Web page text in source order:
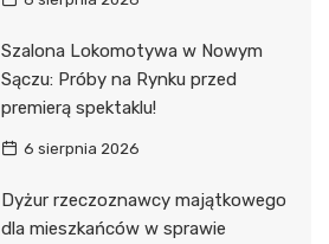
Szalona Lokomotywa w Nowym
Sączu: Próby na Rynku przed
premierą spektaklu!
6 sierpnia 2026
Dyżur rzeczoznawcy majątkowego
dla mieszkańców w sprawie